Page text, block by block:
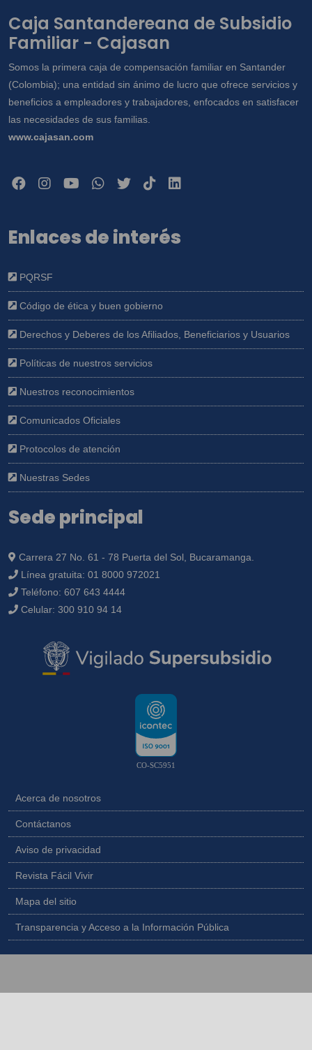
Caja Santandereana de Subsidio
Familiar - Cajasan
Somos la primera caja de compensación familiar en Santander
(Colombia); una entidad sin ánimo de lucro que ofrece servicios y
beneficios a empleadores y trabajadores, enfocados en satisfacer
las necesidades de sus familias.
www.cajasan.com
Enlaces de interés
PQRSF
Código de ética y buen gobierno
Derechos y Deberes de los Afiliados, Beneficiarios y Usuarios
Políticas de nuestros servicios
Nuestros reconocimientos
Comunicados Oficiales
Protocolos de atención
Nuestras Sedes
Sede principal
Carrera 27 No. 61 - 78 Puerta del Sol, Bucaramanga.
Línea gratuita: 01 8000 972021
Teléfono: 607 643 4444
Celular: 300 910 94 14
CO-SC5951
Acerca de nosotros
Contáctanos
Aviso de privacidad
Revista Fácil Vivir
Mapa del sitio
Transparencia y Acceso a la Información Pública